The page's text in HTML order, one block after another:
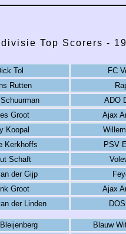
Top Scorers -
Tol
FC
Rutten
ADO
Groot
Ajax
Koopal
Kerkhoffs
PSV
Schaft
der Gijp
Groot
Ajax
der Linden
Blauw